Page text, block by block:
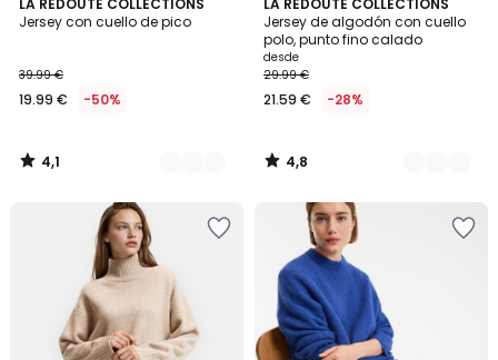
LA REDOUTE COLLECTIONS
Jersey con cuello de pico
39.99 €
19.99 € -50%
/ 5
2
Colores
4,1
/
LA REDOUTE COLLECTIONS
Jersey de algodón con cuello
polo, punto fino calado
desde
29.99 €
21.59 € -28%
/ 5
2
Colores
4,8
/